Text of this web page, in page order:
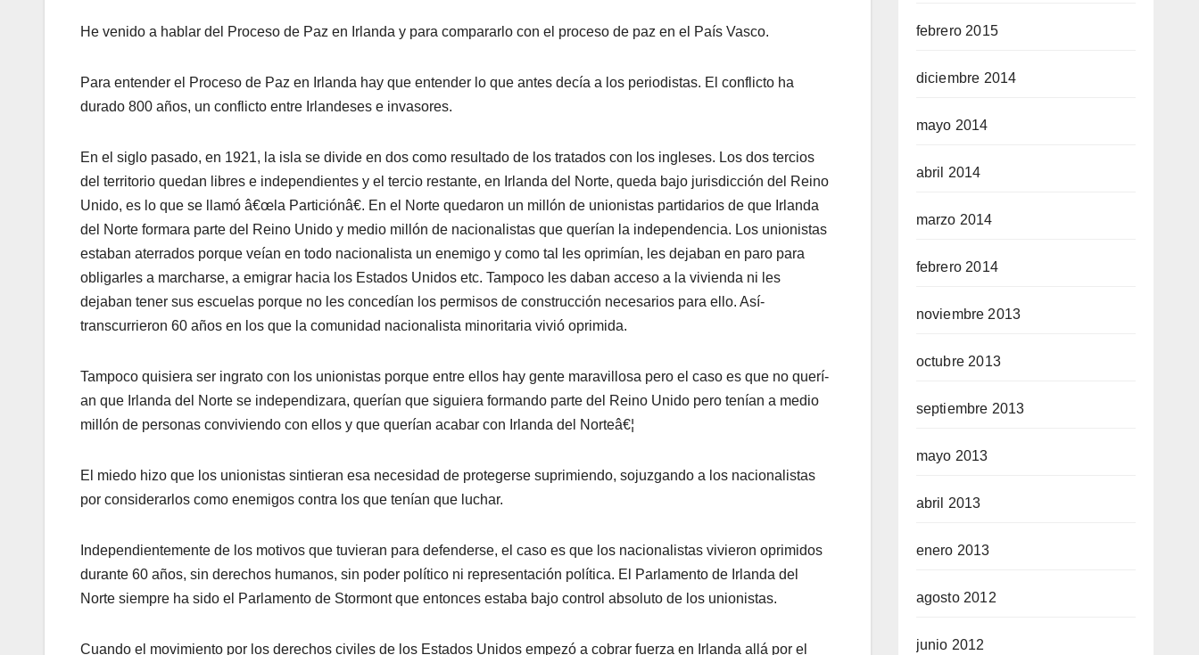
He venido a hablar del Proceso de Paz en Irlanda y para compararlo con el proceso de paz en el Paí­s Vasco.
Para entender el Proceso de Paz en Irlanda hay que entender lo que antes decí­a a los periodistas. El conflicto ha
durado 800 años, un conflicto entre Irlandeses e invasores.
En el siglo pasado, en 1921, la isla se divide en dos como resultado de los tratados con los ingleses. Los dos tercios
del territorio quedan libres e independientes y el tercio restante, en Irlanda del Norte, queda bajo jurisdicción del Reino
Unido, es lo que se llamó â€œla Particiónâ€. En el Norte quedaron un millón de unionistas partidarios de que Irlanda
del Norte formara parte del Reino Unido y medio millón de nacionalistas que querí­an la independencia. Los unionistas
estaban aterrados porque veí­an en todo nacionalista un enemigo y como tal les oprimí­an, les dejaban en paro para
obligarles a marcharse, a emigrar hacia los Estados Unidos etc. Tampoco les daban acceso a la vivienda ni les
dejaban tener sus escuelas porque no les concedí­an los permisos de construcción necesarios para ello. Así­
transcurrieron 60 años en los que la comunidad nacionalista minoritaria vivió oprimida.
Tampoco quisiera ser ingrato con los unionistas porque entre ellos hay gente maravillosa pero el caso es que no querí­
an que Irlanda del Norte se independizara, querí­an que siguiera formando parte del Reino Unido pero tení­an a medio
millón de personas conviviendo con ellos y que querí­an acabar con Irlanda del Norteâ€¦
El miedo hizo que los unionistas sintieran esa necesidad de protegerse suprimiendo, sojuzgando a los nacionalistas
por considerarlos como enemigos contra los que tení­an que luchar.
Independientemente de los motivos que tuvieran para defenderse, el caso es que los nacionalistas vivieron oprimidos
durante 60 años, sin derechos humanos, sin poder polí­tico ni representación polí­tica. El Parlamento de Irlanda del
Norte siempre ha sido el Parlamento de Stormont que entonces estaba bajo control absoluto de los unionistas.
Cuando el movimiento por los derechos civiles de los Estados Unidos empezó a cobrar fuerza en Irlanda allá por el
febrero 2015
diciembre 2014
mayo 2014
abril 2014
marzo 2014
febrero 2014
noviembre 2013
octubre 2013
septiembre 2013
mayo 2013
abril 2013
enero 2013
agosto 2012
junio 2012